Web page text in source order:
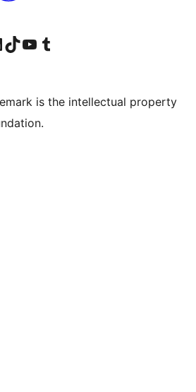
в Facebook
account
LinkedIn account
Visit our TikTok account
Visit our YouTube channel
Visit our Tumblr account
is the intellectual property